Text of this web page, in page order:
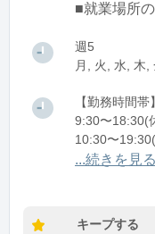
■就業場所
週5
月, 火, 水, 木,
【勤務時間
9:30〜18:30(
10:30〜
11:30〜
...続きを見る
キープする